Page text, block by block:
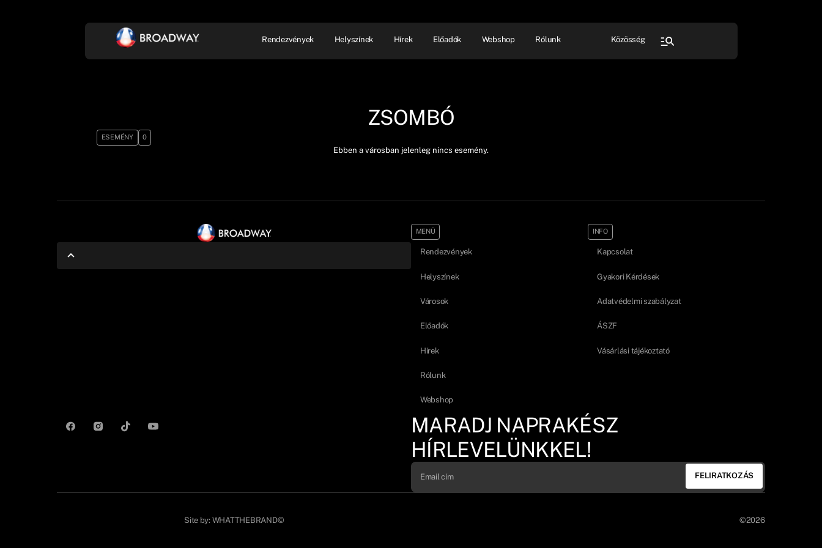
Rendezvények Helyszínek Hírek Előadók Webshop Rólunk Közösség
ZSOMBÓ
ESEMÉNY 0
Ebben a városban jelenleg nincs esemény.
MENÜ
Rendezvények
Helyszínek
Városok
Előadók
Hírek
Rólunk
Webshop
INFO
Kapcsolat
Gyakori Kérdések
Adatvédelmi szabályzat
ÁSZF
Vásárlási tájékoztató
MARADJ NAPRAKÉSZ
HÍRLEVELÜNKKEL!
FELIRATKOZÁS
Site by: WHATTHEBRAND© ©2026